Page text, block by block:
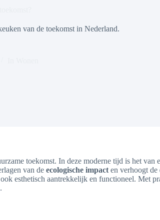
van de toekomst in Nederland.
toekomst. In deze moderne tijd is het
van de ecologische impact en verhoogt
esthetisch aantrekkelijk en functioneel. Met
.